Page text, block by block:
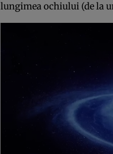
lungimea ochiului (de la